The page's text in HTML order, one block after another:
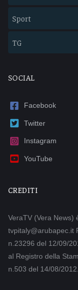
Sport
TG
SOCIAL
Facebook
Twitter
Instagram
YouTube
CREDITI
VeraTV (Vera News)
tvpitaly@arubapec.it
n.23296 del 12/09/
al Registro della
n.503 del 14/08/2012.